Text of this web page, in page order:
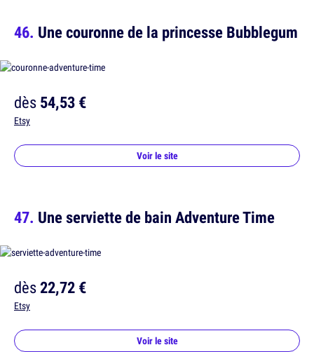
Une couronne de la princesse Bubblegum
dès54,53 €
Etsy
Voir le site
Une serviette de bain Adventure Time
dès22,72 €
Etsy
Voir le site